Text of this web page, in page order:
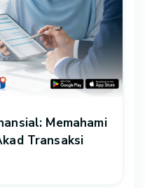
Memahami
Transaksi